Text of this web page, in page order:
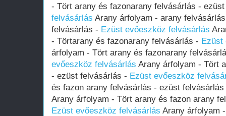
- Tört arany és fazonarany felvásárlás -
felvásárlás Arany árfolyam - arany
felvásárlás - Ezüst evőeszköz felvásárlás
- Törtarany és fazonarany felvásárlás - Ezüst
árfolyam - Tört arany és fazonarany
evőeszköz felvásárlás Arany árfolyam - Tört
- ezüst felvásárlás - Ezüst evőeszköz
és fazon arany felvásárlás - ezüst
Arany árfolyam - Tört arany és fazon arany
Ezüst evőeszköz felvásárlás Arany árfolyam